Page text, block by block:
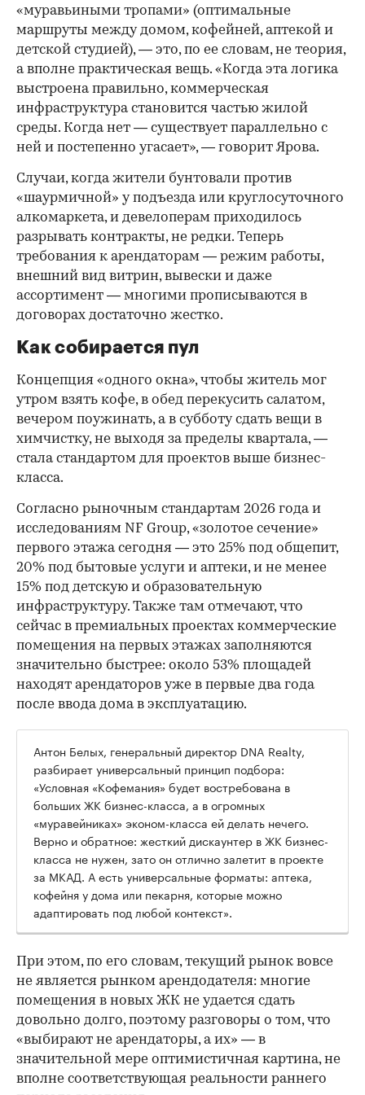
«муравьиными тропами» (оптимальные
маршруты между домом, кофейней, аптекой и
детской студией), — это, по ее словам, не теория,
а вполне практическая вещь. «Когда эта логика
выстроена правильно, коммерческая
инфраструктура становится частью жилой
среды. Когда нет — существует параллельно с
ней и постепенно угасает», — говорит Ярова.
Случаи, когда жители бунтовали против
«шаурмичной» у подъезда или круглосуточного
алкомаркета, и девелоперам приходилось
разрывать контракты, не редки. Теперь
требования к арендаторам — режим работы,
внешний вид витрин, вывески и даже
ассортимент — многими прописываются в
договорах достаточно жестко.
Как собирается пул
Концепция «одного окна», чтобы житель мог
утром взять кофе, в обед перекусить салатом,
вечером поужинать, а в субботу сдать вещи в
химчистку, не выходя за пределы квартала, —
стала стандартом для проектов выше бизнес-
класса.
Согласно рыночным стандартам 2026 года и
исследованиям NF Group, «золотое сечение»
первого этажа сегодня — это 25% под общепит,
20% под бытовые услуги и аптеки, и не менее
15% под детскую и образовательную
инфраструктуру. Также там отмечают, что
сейчас в премиальных проектах коммерческие
помещения на первых этажах заполняются
значительно быстрее: около 53% площадей
находят арендаторов уже в первые два года
после ввода дома в эксплуатацию.
Антон Белых, генеральный директор DNA Realty,
разбирает универсальный принцип подбора:
«Условная «Кофемания» будет востребована в
больших ЖК бизнес-класса, а в огромных
«муравейниках» эконом-класса ей делать нечего.
Верно и обратное: жесткий дискаунтер в ЖК бизнес-
класса не нужен, зато он отлично залетит в проекте
за МКАД. А есть универсальные форматы: аптека,
кофейня у дома или пекарня, которые можно
адаптировать под любой контекст».
При этом, по его словам, текущий рынок вовсе
не является рынком арендодателя: многие
помещения в новых ЖК не удается сдать
довольно долго, поэтому разговоры о том, что
«выбирают не арендаторы, а их» — в
значительной мере оптимистичная картина, не
вполне соответствующая реальности раннего